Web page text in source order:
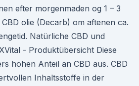
efter morgenmaden og 1 – 3
olie (Decarb) om aftenen ca.
Natürliche CBD und
- Produktübersicht Diese
hohen Anteil an CBD aus. CBD
Inhaltsstoffe in der